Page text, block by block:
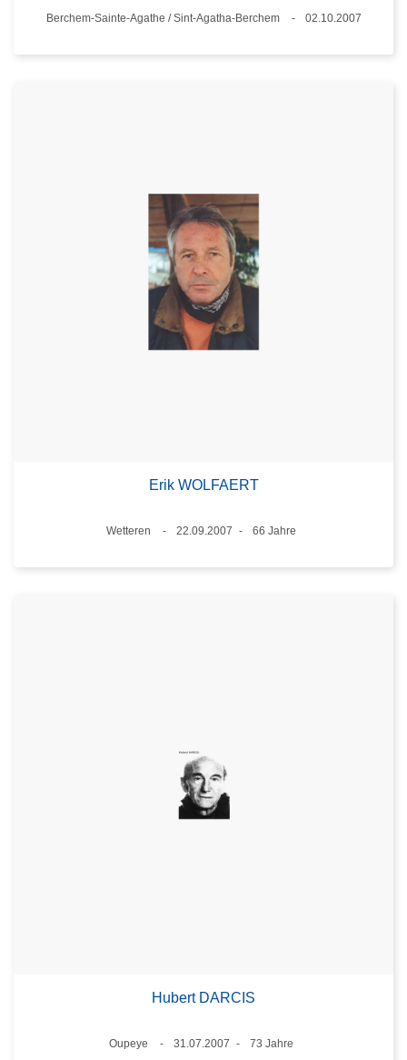
Standort
Berchem-Sainte-Agathe / Sint-Agatha-Berchem
02.10.2007
Erik WOLFAERT
Standort
Wetteren
22.09.2007
66 Jahre
Hubert DARCIS
Standort
Oupeye
31.07.2007
73 Jahre